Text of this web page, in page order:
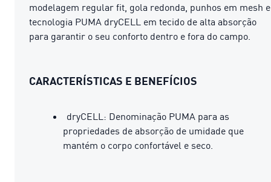
modelagem regular fit, gola redonda, punhos em mesh e
tecnologia PUMA dryCELL em tecido de alta absorção
para garantir o seu conforto dentro e fora do campo.
CARACTERÍSTICAS E BENEFÍCIOS
dryCELL: Denominação PUMA para as
propriedades de absorção de umidade que
mantém o corpo confortável e seco.